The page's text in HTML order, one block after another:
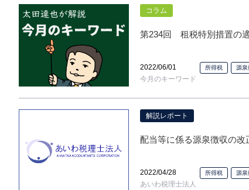
コラム
第234回 租税特別措置の
2022/06/01 所得税 源泉
今月のキーワード
解説レポート
配当等に係る源泉徴収の改
2022/04/28 所得税 源泉
あいわ税理士法人